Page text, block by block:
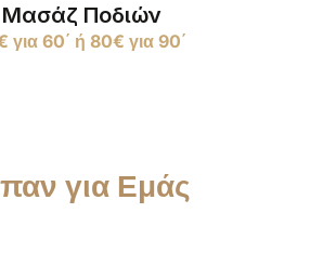
Μασάζ Ποδιών
για 60΄ ή 80€ για 90΄
για Εμάς